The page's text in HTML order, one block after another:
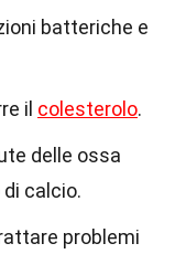
batteriche e
il colesterolo.
delle ossa
calcio.
problemi